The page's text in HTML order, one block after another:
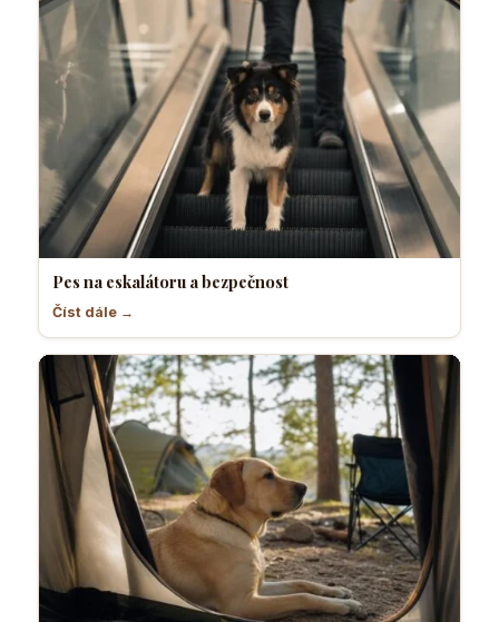
Pes na eskalátoru a bezpečnost
Číst dále →